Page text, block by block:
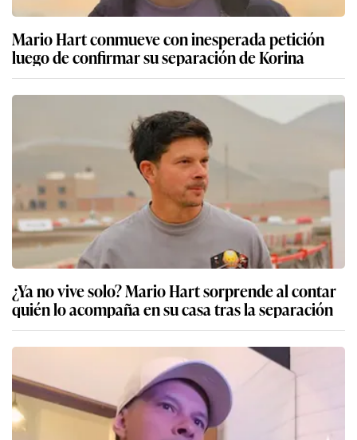
Mario Hart conmueve con inesperada petición
luego de confirmar su separación de Korina
¿Ya no vive solo? Mario Hart sorprende al contar
quién lo acompaña en su casa tras la separación